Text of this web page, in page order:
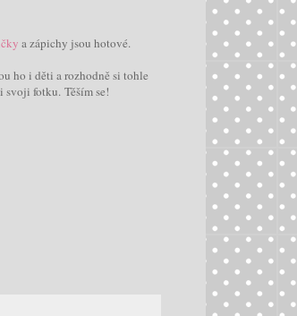
a zápichy jsou hotové.
ho i děti a rozhodně si tohle
fotku. Těším se!